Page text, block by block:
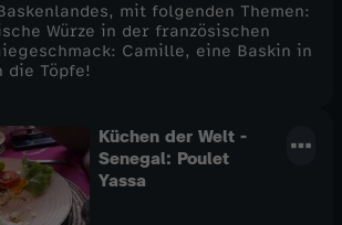
mit folgenden Themen:
Würze in der französischen
Camille, eine Baskin in
die Töpfe!
Küchen der Welt -
Senegal: Poulet
Yassa